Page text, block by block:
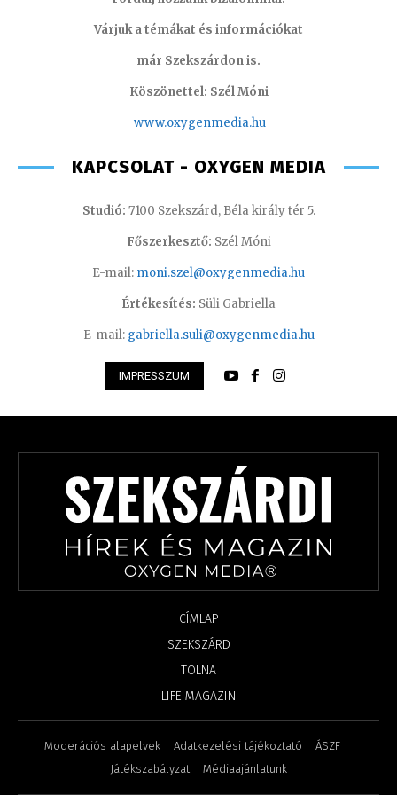
Várjuk a témákat és információkat
már Szekszárdon is.
Köszönettel: Szél Móni
www.oxygenmedia.hu
KAPCSOLAT - OXYGEN MEDIA
Studió: 7100 Szekszárd, Béla király tér 5.
Főszerkesztő: Szél Móni
E-mail: moni.szel@oxygenmedia.hu
Értékesítés: Süli Gabriella
E-mail: gabriella.suli@oxygenmedia.hu
IMPRESSZUM
CÍMLAP
SZEKSZÁRD
TOLNA
LIFE MAGAZIN
Moderációs alapelvek Adatkezelési tájékoztató
ÁSZF
Játékszabályzat
Médiaajánlatunk